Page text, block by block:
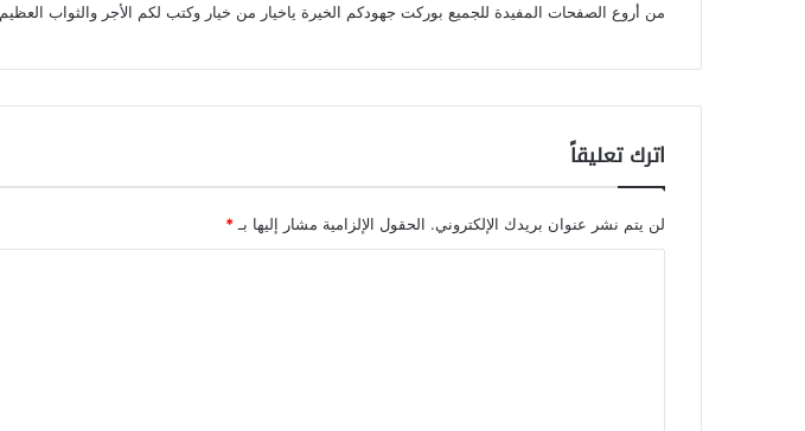
ل
من أروع الصفحات المفيدة للجميع بوركت جهودكم الخيرة ياخيار من خيار وكتب لكم الأجر والثواب العظيم
اترك تعليقاً
لن يتم نشر عنوان بريدك الإلكتروني. الحقول الإلزامية مشار إليها بـ *